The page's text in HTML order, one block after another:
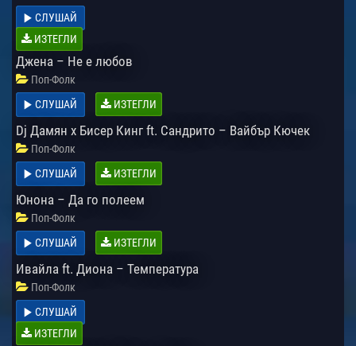
СЛУШАЙ
ИЗТЕГЛИ
Джена – Не е любов
Поп-Фолк
СЛУШАЙ
ИЗТЕГЛИ
Dj Дамян x Бисер Кинг ft. Сандрито – Вайбър Кючек
Поп-Фолк
СЛУШАЙ
ИЗТЕГЛИ
Юнона – Да го полеем
Поп-Фолк
СЛУШАЙ
ИЗТЕГЛИ
Ивайла ft. Диона – Температура
Поп-Фолк
СЛУШАЙ
ИЗТЕГЛИ